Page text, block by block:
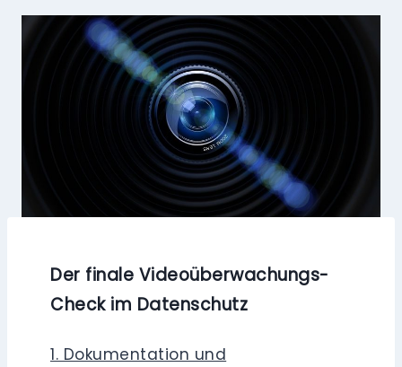
Der finale Videoüberwachungs-
Check im Datenschutz
1. Dokumentation und